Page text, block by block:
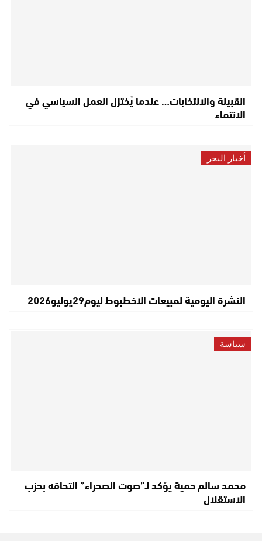
القبيلة والانتخابات… عندما يُختزل العمل السياسي في
الانتماء
أخبار البحر
النشرة اليومية لمبيعات الاخطبوط ليوم29يوليو2026
سياسة
محمد سالم حمية يؤكد لـ”صوت الصحراء” التحاقه بحزب
الاستقلال